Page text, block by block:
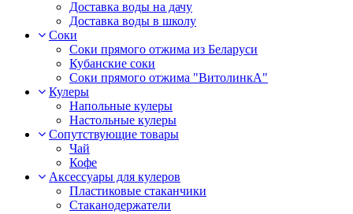
Доставка воды на дачу
Доставка воды в школу
Соки
Соки прямого отжима из Беларуси
Кубанские соки
Соки прямого отжима "ВитолинкА"
Кулеры
Напольные кулеры
Настольные кулеры
Сопутствующие товары
Чай
Кофе
Аксессуары для кулеров
Пластиковые стаканчики
Стаканодержатели